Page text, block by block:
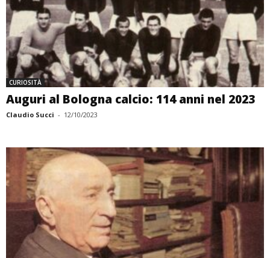
CURIOSITÀ
Auguri al Bologna calcio: 114 anni nel 2023
Claudio Succi - 12/10/2023